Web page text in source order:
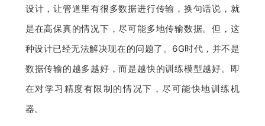
设计，让管道里有很多数据进行传输，换句话说，就
是在高保真的情况下，尽可能多地传输数据。但，这
种设计已经无法解决现在的问题了。6G时代，并不是
数据传输的越多越好，而是越快的训练模型越好。即
在对学习精度有限制的情况下，尽可能快地训练机
器。